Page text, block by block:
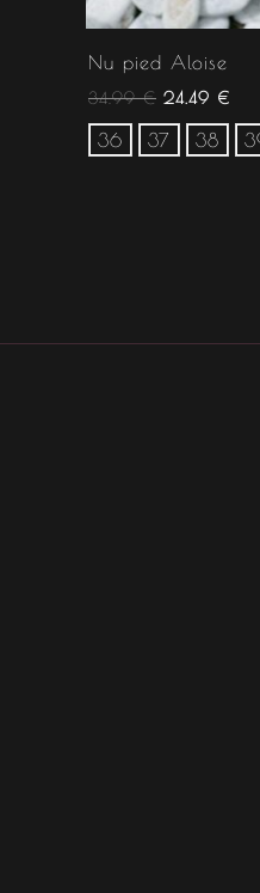
Nu pied Aloise
34.99€ 24.49 €
36 37 38